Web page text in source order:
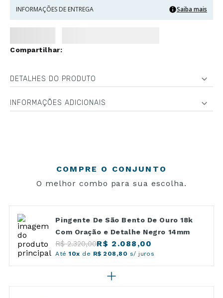
INFORMAÇÕES DE ENTREGA Saiba mais
DETALHES DO PRODUTO
INFORMAÇÕES ADICIONAIS
COMPRE O CONJUNTO
O melhor combo para sua escolha.
Pingente De São Bento De Ouro 18k
Com Oração e Detalhe Negro 14mm
R$ 2.320,00R$ 2.088,00
Até10x de R$ 208,80 s/ juros